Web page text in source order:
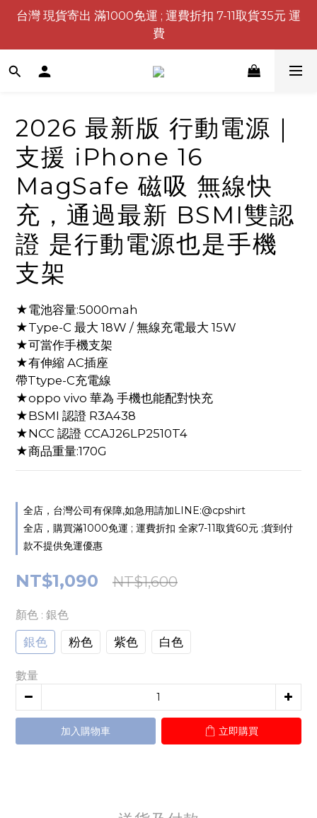
台灣 現貨寄出 滿1000免運 ; 運費折扣 7-11取貨35元 運
費
2026 最新版 行動電源｜
支援 iPhone 16
MagSafe 磁吸 無線快
充，通過最新 BSMI雙認
證 是行動電源也是手機
支架
★電池容量:5000mah
★Type-C 最大 18W / 無線充電最大 15W
★可當作手機支架
★有伸縮 AC插座
帶Ttype-C充電線
★oppo vivo 華為 手機也能配對快充
★BSMI 認證 R3A438
★NCC 認證 CCAJ26LP2510T4
★商品重量:170G
全店，台灣公司有保障,如急用請加LINE:@cpshirt
全店，購買滿1000免運 ; 運費折扣 全家7-11取貨60元 ;貨到付
款不提供免運優惠
NT$1,090 NT$1,600
顏色 : 銀色
銀色 粉色 紫色 白色
數量
加入購物車 立即購買